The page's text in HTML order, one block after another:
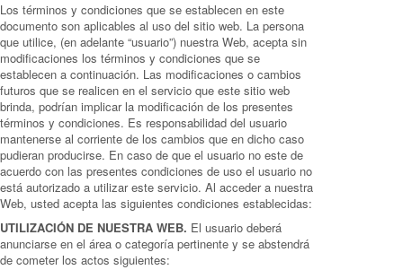
Los términos y condiciones que se establecen en este
documento son aplicables al uso del sitio web. La persona
que utilice, (en adelante “usuario”) nuestra Web, acepta sin
modificaciones los términos y condiciones que se
establecen a continuación. Las modificaciones o cambios
futuros que se realicen en el servicio que este sitio web
brinda, podrían implicar la modificación de los presentes
términos y condiciones. Es responsabilidad del usuario
mantenerse al corriente de los cambios que en dicho caso
pudieran producirse. En caso de que el usuario no este de
acuerdo con las presentes condiciones de uso el usuario no
está autorizado a utilizar este servicio. Al acceder a nuestra
Web, usted acepta las siguientes condiciones establecidas:
UTILIZACIÓN DE NUESTRA WEB. El usuario deberá
anunciarse en el área o categoría pertinente y se abstendrá
de cometer los actos siguientes: